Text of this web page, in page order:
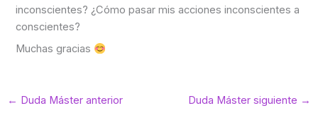
inconscientes? ¿Cómo pasar mis acciones inconscientes a
conscientes?
Muchas gracias
← Duda Máster anterior Duda Máster siguiente →